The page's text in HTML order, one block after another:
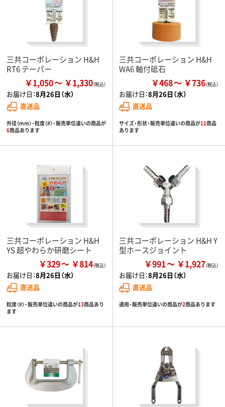
三共コーポレーション H&H
RT6 テーパー
￥1,050 ￥1,330
お届け日：8月26日（水）
直送品
外径（mm）・粒度（#）・販売単位違いの商品が
6商品あります
三共コーポレーション H&H
WA6 軸付砥石
￥468 ￥736
お届け日：8月26日（水）
直送品
サイズ・形状・販売単位違いの商品が11商品
あります
三共コーポレーション H&H
YS 超やわらか研磨シート
￥329 ￥814
お届け日：8月26日（水）
直送品
粒度（#）・販売単位違いの商品が13商品あり
ます
三共コーポレーション H&H Y
型ホースジョイント
￥991 ￥1,927
お届け日：8月26日（水）
直送品
適用・販売単位違いの商品が2商品あります